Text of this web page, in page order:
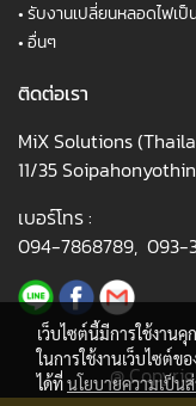
•รับงานเปลี่ยนหลอดไฟเป็
•อื่นๆ
ติดต่อเรา
MiX Solutions
11/35
เบอร์โทร :
094-7868789, 093-
@
เว็บไซต์นี้มีการใช้งาน
ในการใช้งานเว็บไซต์ข
ได้ที่นโยบายความเป็น